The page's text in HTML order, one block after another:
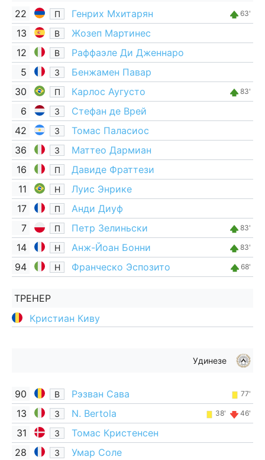
22
П Генрих Мхитарян 63'
13 В
Жозеп Мартинес
12
В
Раффаэле Ди Дженнаро
5
З
Бенжамен Павар
30
П Карлос Аугусто 83'
6 З
Стефан де Врей
42
З
Томас Паласиос
36
З
Маттео Дармиан
16
П
Давиде Фраттези
11
Н
Луис Энрике
17
П
Анди Диуф
7
П Петр Зелиньски 83'
14 Н Анж-Йоан Бонни 83'
94 Н Франческо Эспозито 68'
ТРЕНЕР
Кристиан Киву
Удинезе
90 В Рэзван Сава 77'
13 З N. Bertola 38' 46'
31 З
Томас Кристенсен
28
З
Умар Соле